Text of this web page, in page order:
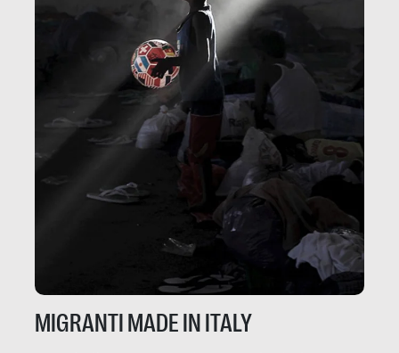
MIGRANTI MADE IN ITALY